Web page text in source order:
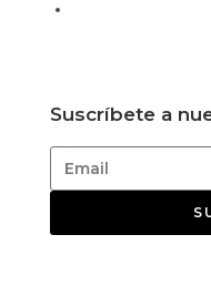
Suscríbete a